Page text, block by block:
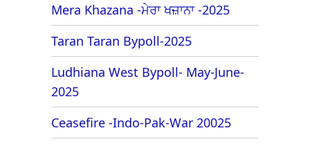
Mera Khazana -ਮੇਰਾ ਖਜ਼ਾਨਾ -2025
Taran Taran Bypoll-2025
Ludhiana West Bypoll- May-June-
2025
Ceasefire -Indo-Pak-War 20025